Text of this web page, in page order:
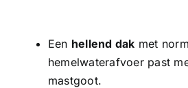
Een hellend dak met
hemelwaterafvoer past
mastgoot.